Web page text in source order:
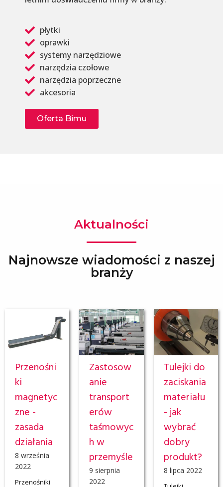
płytki
oprawki
systemy narzędziowe
narzędzia czołowe
narzędzia poprzeczne
akcesoria
Oferta Bimu
Aktualności
Najnowsze wiadomości z naszej
branży
Przenośni
ki
magnetyc
zne -
zasada
działania
8 września
2022
Przenośniki
Zastosow
anie
transport
erów
taśmowyc
h w
przemyśle
9 sierpnia
2022
Tulejki do
zaciskania
materiału
- jak
wybrać
dobry
produkt?
8 lipca 2022